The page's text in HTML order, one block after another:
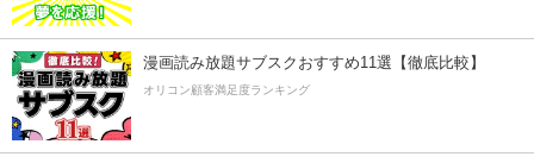
漫画読み放題サブスクおすすめ11選【徹底比較】
オリコン顧客満足度ランキング